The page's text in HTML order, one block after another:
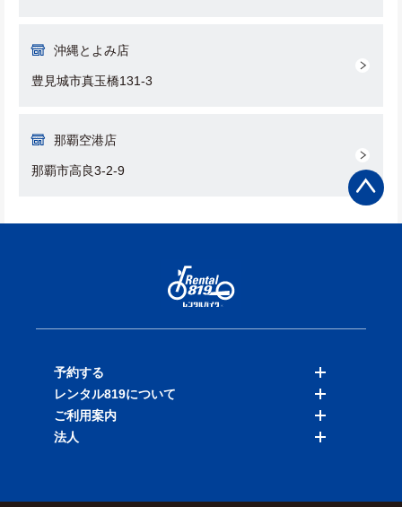
沖縄とよみ店
豊見城市真玉橋131-3
那覇空港店
那覇市高良3-2-9
予約する
バイクを探す
店舗を探す
レンタル819について
料金表
ご利用案内
法人